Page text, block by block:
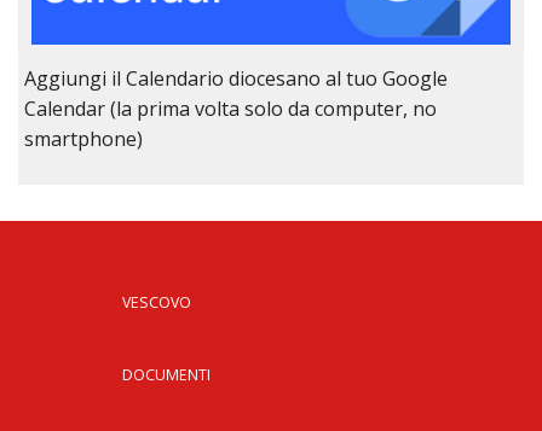
Aggiungi il Calendario diocesano al tuo Google
Calendar (la prima volta solo da computer, no
smartphone)
VESCOVO
DOCUMENTI